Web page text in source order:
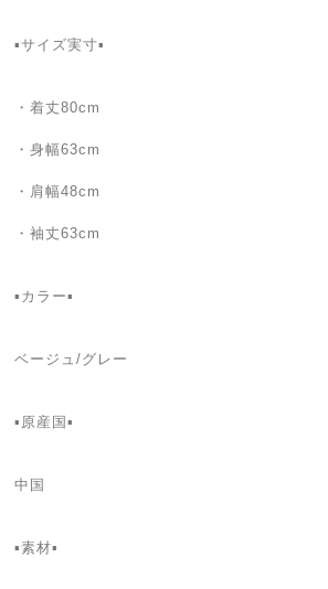
▪️サイズ実寸▪️
・着丈80cm
・身幅63cm
・肩幅48cm
・袖丈63cm
▪カラー▪
ベージュ/グレー
▪️原産国▪
中国
▪️素材▪